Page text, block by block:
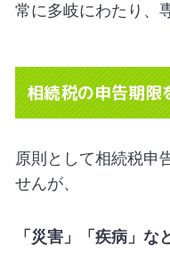
常に多岐にわたり、
相続税の申告期限
原則として相続税申
せんが、
「災害」「疾病」